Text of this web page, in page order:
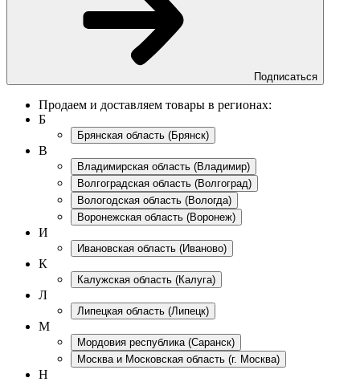
Подписаться
Продаем и доставляем товары в регионах:
Б
Брянская область (Брянск)
В
Владимирская область (Владимир)
Волгоградская область (Волгоград)
Вологодская область (Вологда)
Воронежская область (Воронеж)
И
Ивановская область (Иваново)
К
Калужская область (Калуга)
Л
Липецкая область (Липецк)
М
Мордовия республика (Саранск)
Москва и Московская область (г. Москва)
Н